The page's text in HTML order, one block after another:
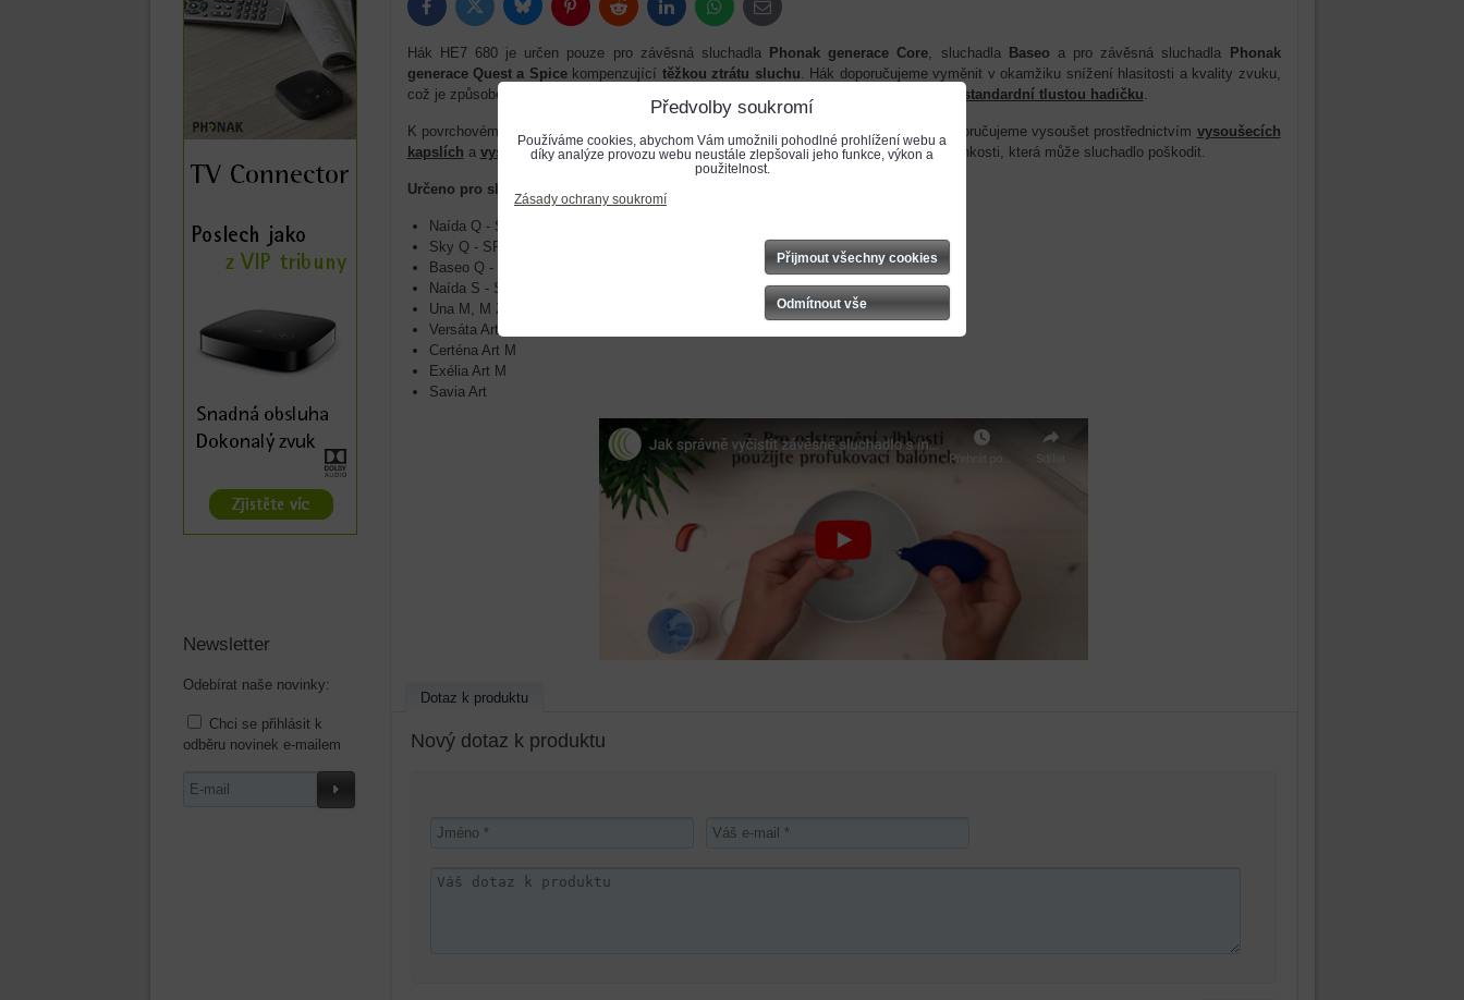
FacebookTwitter BlueskyPinterestReddit LinkedInWhatsApp
E-
mail
Hák HE7 680 je určen pouze pro závěsná sluchadla
Phonak generace Core, sluchadlaBaseoa pro závěsná sluchadla
Phonak
generace Quest a Spicekompenzující těžkou ztrátu sluchu. Hák doporučujeme vyměnit v okamžiku snížení hlasitosti a kvality zvuku,
což je způsobené
standardní tlustou hadičku.
K povrchovému čištění a dezinfekci ušní tvarovky sloužíčistící tablety . Sluchadlo doporučujeme vysoušet prostřednictvím vysoušecích
kapslích a vysoušecí nádobkyneboelektronické vysoušečkyz důvodu odstranění vlhkosti, která může sluchadlo poškodit.
Určeno pro sluchadla Phonak:
Naída Q - SP , UP
Sky Q - SP , UP
Baseo Q - M, P, SP, UP
Naída S - SP , UP
Una M, M ZA
Versáta Art M
Certéna Art M
Exélia Art M
Savia Art
Dotaz k produktu
Nový dotaz k produktu
Newsletter
Odebírat naše novinky:
Chci se přihlásit k
odběru novinek e-mailem
Předvolby soukromí
Používáme cookies, abychom Vám umožnili pohodlné prohlížení webu a
díky analýze provozu webu neustále zlepšovali jeho funkce, výkon a
použitelnost.
Zásady ochrany soukromí
Přijmout všechny cookies
Odmítnout vše